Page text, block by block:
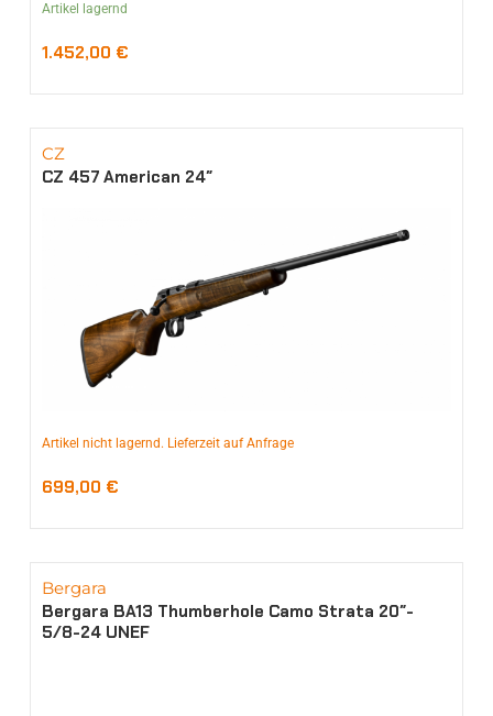
Artikel lagernd
1.452,00 €
CZ
CZ 457 American 24″
Artikel nicht lagernd. Lieferzeit auf Anfrage
699,00 €
Bergara
Bergara BA13 Thumberhole Camo Strata 20″-
5/8-24 UNEF